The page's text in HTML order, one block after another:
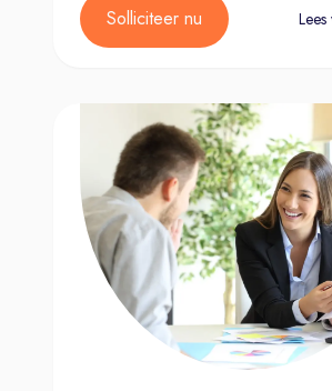
Solliciteer nu